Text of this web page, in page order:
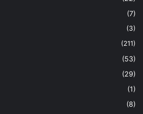
(7)
(3)
(211)
(53)
(29)
(1)
(8)